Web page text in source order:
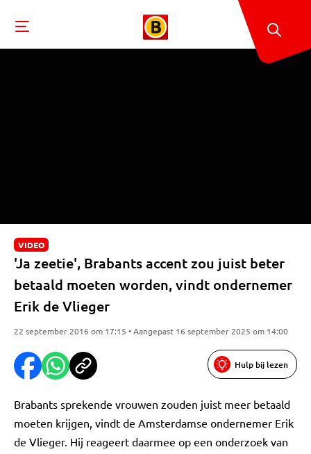
VIDEO
'Ja zeetie', Brabants accent zou juist beter
betaald moeten worden, vindt ondernemer
Erik de Vlieger
22 september 2016 om 17:15 • Aangepast 16 september 2025 om 14:00
Hulp bij lezen
Brabants sprekende vrouwen zouden juist meer betaald
moeten krijgen, vindt de Amsterdamse ondernemer Erik
de Vlieger. Hij reageert daarmee op een onderzoek van